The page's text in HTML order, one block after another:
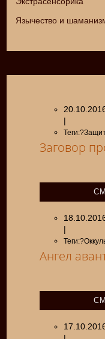
Язычество и
|
Заговор
|
Ангел